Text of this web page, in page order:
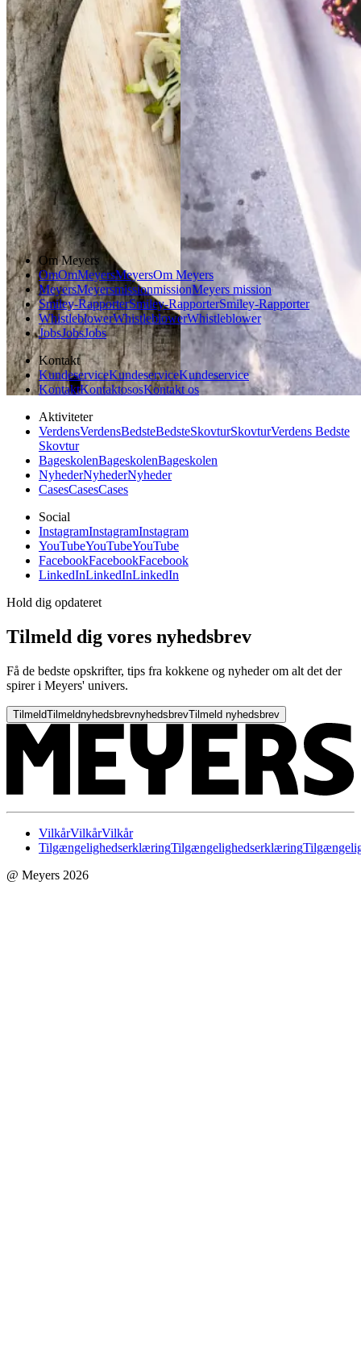
Gem opskrift
Aftensmad
Forårsmad
Sommermad
Dansk mad
Frokost
Om Meyers
OmOmMeyersMeyersOm Meyers
MeyersMeyersmissionmissionMeyers mission
Smiley-RapporterSmiley-RapporterSmiley-Rapporter
WhistleblowerWhistleblowerWhistleblower
JobsJobsJobs
Kontakt
KundeserviceKundeserviceKundeservice
KontaktKontaktososKontakt os
Aktiviteter
VerdensVerdensBedsteBedsteSkovturSkovturVerdens Bedste
Skovtur
BageskolenBageskolenBageskolen
NyhederNyhederNyheder
CasesCasesCases
Social
InstagramInstagramInstagram
YouTubeYouTubeYouTube
FacebookFacebookFacebook
LinkedInLinkedInLinkedIn
Hold dig opdateret
Tilmeld dig vores nyhedsbrev
Få de bedste opskrifter, tips fra kokkene og nyheder om alt det der
spirer i Meyers' univers.
TilmeldTilmeldnyhedsbrevnyhedsbrevTilmeld nyhedsbrev
VilkårVilkårVilkår
TilgængelighedserklæringTilgængelighedserklæring
@ Meyers 2026